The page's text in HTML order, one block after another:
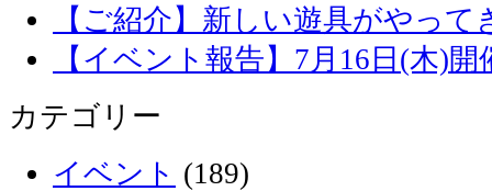
【ご紹介】新しい遊具がやって
【イベント報告】7月16日(木)
カテゴリー
イベント (189)